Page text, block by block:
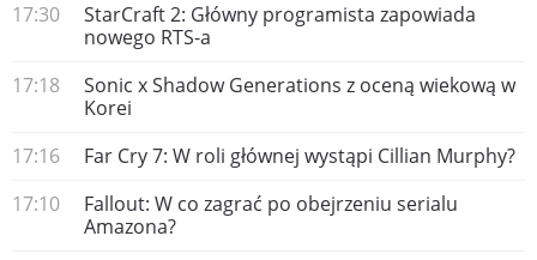
17:30
StarCraft 2: Główny programista zapowiada
nowego RTS-a
17:18
Sonic x Shadow Generations z oceną wiekową w
Korei
17:16
Far Cry 7: W roli głównej wystąpi Cillian Murphy?
17:10
Fallout: W co zagrać po obejrzeniu serialu
Amazona?